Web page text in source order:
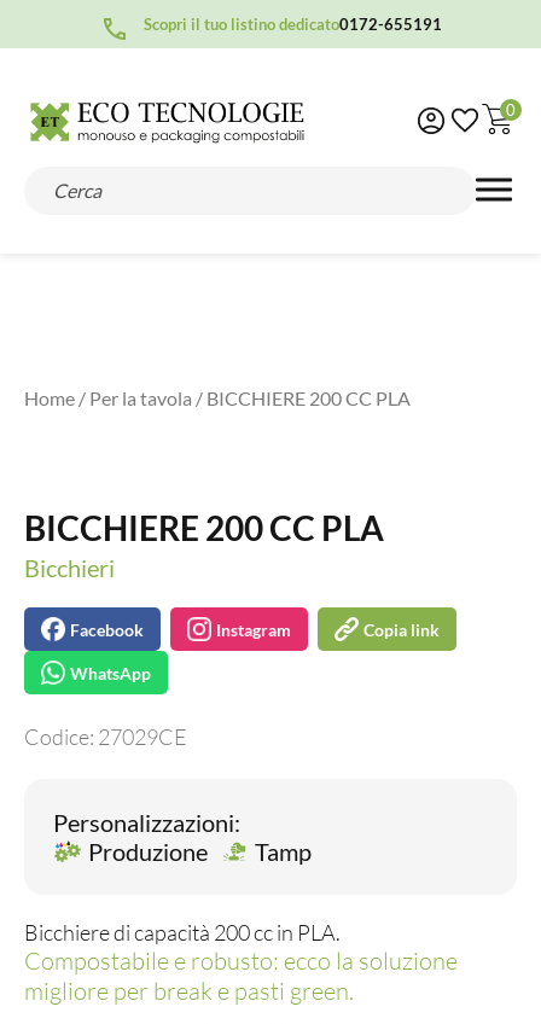
Scopri il tuo listino dedicato0172-655191
0
Home / Per la tavola / BICCHIERE 200 CC PLA
BICCHIERE 200 CC PLA
Bicchieri
Facebook Instagram Copia link
WhatsApp
Codice: 27029CE
Personalizzazioni:
Produzione
Tamp
Bicchiere di capacità 200 cc in PLA.
Compostabile e robusto: ecco la soluzione
migliore per break e pasti green.